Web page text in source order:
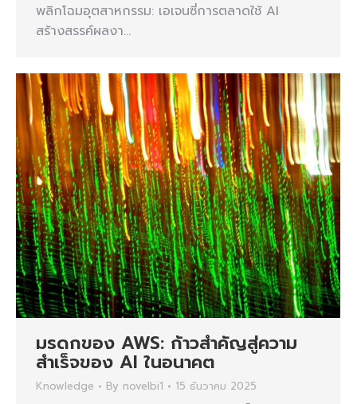
พลิกโฉมอุตสาหกรรม: เอเจนซี่การตลาดใช้ AI
สร้างสรรค์ผลงา…
มรดกของ AWS: ก้าวสำคัญสู่ความ
สำเร็จของ AI ในอนาคต
Knowledge By novelbi1 15 ธันวาคม 2025